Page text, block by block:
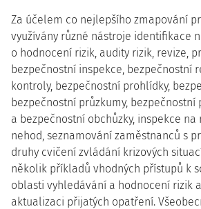
Za účelem co nejlepšího zmapování
využívány různé nástroje identifikace
o hodnocení rizik, audity rizik, revize,
bezpečnostní inspekce, bezpečnostní
kontroly, bezpečnostní prohlídky,
bezpečnostní průzkumy, bezpečnostní
a bezpečnostní obchůzky, inspekce
nehod, seznamování zaměstnanců s
druhy cvičení zvládání krizových
několik příkladů vhodných přístupů k
oblasti vyhledávání a hodnocení rizik
aktualizaci přijatých opatření.